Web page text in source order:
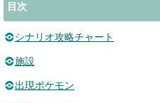
目次
シナリオ攻略チャート
施設
出現ポケモン